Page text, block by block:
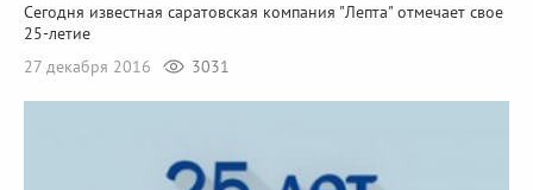
Сегодня известная саратовская компания "Лепта" отмечает свое
25-летие
27 декабря 2016
3031